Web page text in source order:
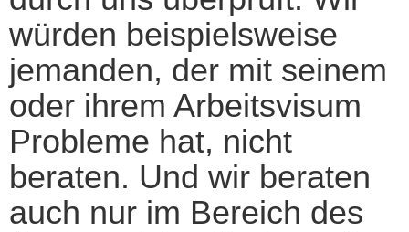
würden beispielsweise
jemanden, der mit seinem
oder ihrem Arbeitsvisum
Probleme hat, nicht
beraten. Und wir beraten
auch nur im Bereich des